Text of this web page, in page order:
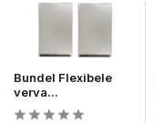
Bundel Flexibele
verva...